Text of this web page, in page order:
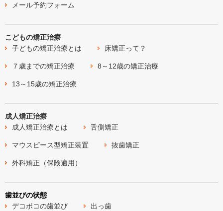
メール予約フォーム
こどもの矯正治療
子どもの矯正治療とは
床矯正って？
７歳までの矯正治療 8～12歳の矯正治療
13～15歳の矯正治療
成人矯正治療
成人矯正治療とは
舌側矯正
マウスピース型矯正装置 抜歯矯正
外科矯正（保険適用）
歯並びの状態
デコボコの歯並び
出っ歯